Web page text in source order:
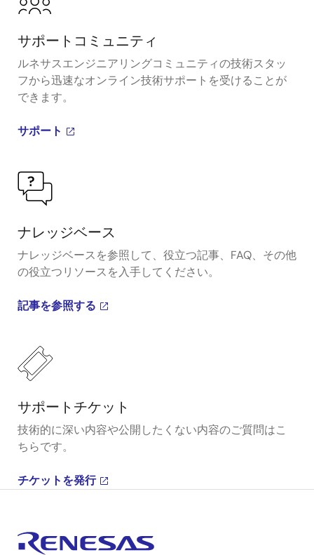
サポートコミュニティ
ルネサスエンジニアリングコミュニティの技術スタッ
フから迅速なオンライン技術サポートを受けることが
できます。
サポート
ナレッジベース
ナレッジベースを参照して、役立つ記事、FAQ、その他
の役立つリソースを入手してください。
記事を参照する
サポートチケット
技術的に深い内容や公開したくない内容のご質問はこ
ちらです。
チケットを発行